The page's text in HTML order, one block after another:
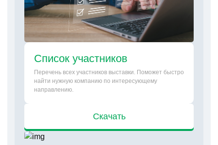
Список участников
Перечень всех участников выставки. Поможет быстро
найти нужную компанию по интересующему
направлению.
Скачать